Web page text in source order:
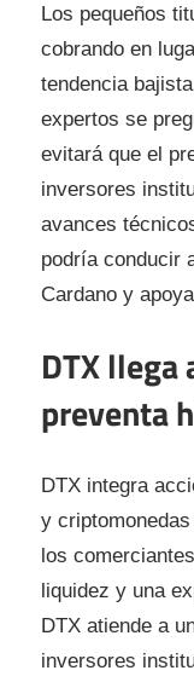
Los pequeños
cobrando en
tendencia
expertos se
evitará que el
inversores
avances
podría conducir
Cardano y
DTX llega
preventa
DTX integra
y
los
liquidez y una
DTX atiende a
inversores